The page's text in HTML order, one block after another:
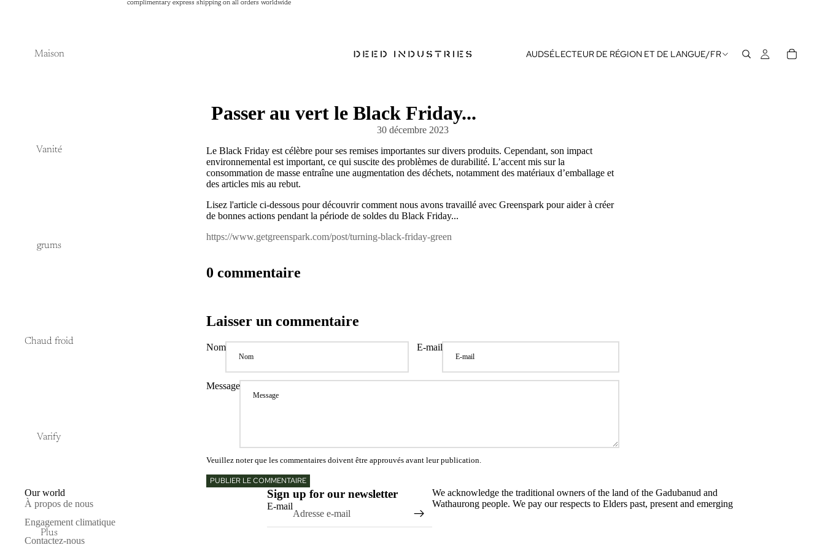
complimentary express shipping on all orders worldwide
complimentary express shipping on all orders worldwide
Maison
Vanité
grums
Chaud froid
Varify
Plus
AUDSÉLECTEUR DE RÉGION ET DE LANGUE/FR
Passer au vert le Black Friday...
30 décembre 2023
Le Black Friday est célèbre pour ses remises importantes sur divers produits. Cependant, son impact
environnemental est important, ce qui suscite des problèmes de durabilité. L’accent mis sur la
consommation de masse entraîne une augmentation des déchets, notamment des matériaux d’emballage et
des articles mis au rebut.
Lisez l'article ci-dessous pour découvrir comment nous avons travaillé avec Greenspark pour aider à créer
de bonnes actions pendant la période de soldes du Black Friday...
https://www.getgreenspark.com/post/turning-black-friday-green
0 commentaire
Laisser un commentaire
Nom E-mail
Message
Veuillez noter que les commentaires doivent être approuvés avant leur publication.
PUBLIER LE COMMENTAIRE
Our world
À propos de nous
Engagement climatique
Contactez-nous
Sign up for our newsletter
E-mail
We acknowledge the traditional owners of the land of the Gadubanud and
Wathaurong people. We pay our respects to Elders past, present and emerging